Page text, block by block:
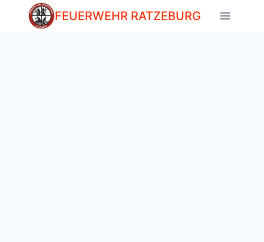
FEUERWEHR RATZEBURG